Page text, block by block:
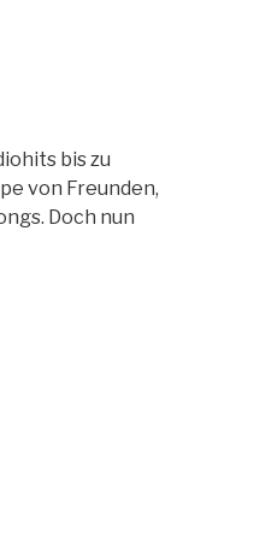
bis zu
von Freunden,
Doch nun